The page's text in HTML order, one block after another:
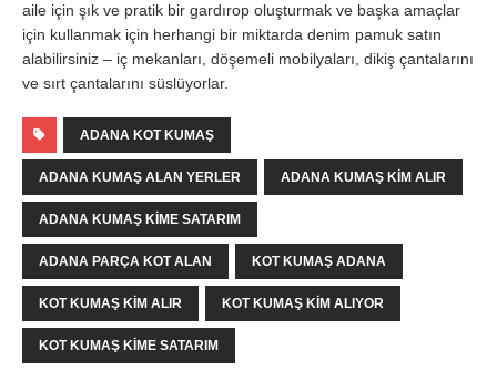
aile için şık ve pratik bir gardırop oluşturmak ve başka amaçlar
için kullanmak için herhangi bir miktarda denim pamuk satın
alabilirsiniz – iç mekanları, döşemeli mobilyaları, dikiş çantalarını
ve sırt çantalarını süslüyorlar.
ADANA KOT KUMAŞ
ADANA KUMAŞ ALAN YERLER ADANA KUMAŞ KIM ALIR
ADANA KUMAŞ KIME SATARIM
ADANA PARÇA KOT ALAN KOT KUMAŞ ADANA
KOT KUMAŞ KIM ALIR KOT KUMAŞ KIM ALIYOR
KOT KUMAŞ KIME SATARIM